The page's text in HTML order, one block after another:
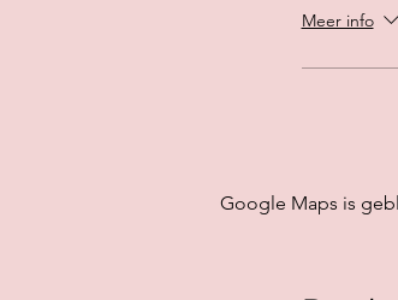
Meer info
Google Maps is